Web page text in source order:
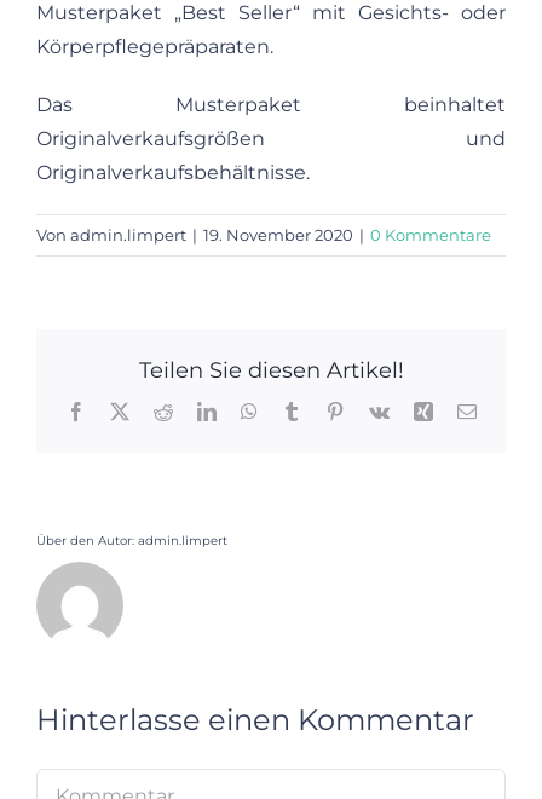
Musterpaket „Best Seller“ mit Gesichts- oder
Körperpflegepräparaten.
Das Musterpaket beinhaltet
Originalverkaufsgrößen und
Originalverkaufsbehältnisse.
Von admin.limpert | 19. November 2020 | 0 Kommentare
Teilen Sie diesen Artikel!
Facebook
X RedditLinkedInWhatsApp
TumblrPinterest
Vk Xing E-
Über den Autor: admin.limpert
Hinterlasse einen Kommentar
Kommentar